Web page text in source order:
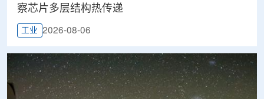
察芯片多层结构热传递
工业 2026-08-06